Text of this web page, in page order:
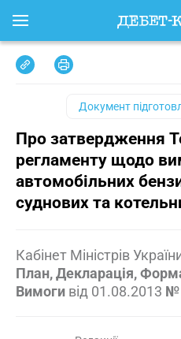
Документ
Про затвердження
регламенту щодо
автомобільних
суднових та
Кабінет Міністрів
План, Декларація,
Вимоги від 01.08.2013 №